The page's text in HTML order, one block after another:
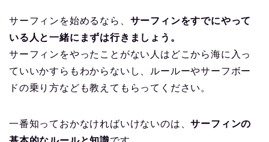
サーフィンを始めるなら、 サーフィンをすでにやって
いる人と一緒にまずは行きましょう。
サーフィンをやったことがない人はどこから海に入っ
ていいかすらもわからないし、ルールーやサーフボー
ドの乗り方なども教えてもらってください。
一番知っておかなければいけないのは、サーフィンの